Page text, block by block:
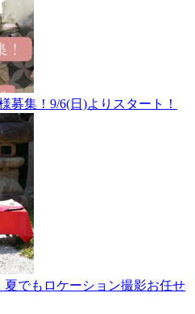
募集！9/6(日)よりスタート！
夏でもロケーション撮影お任せ